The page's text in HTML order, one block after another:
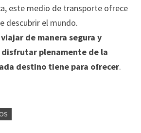
este medio de transporte ofrece
descubrir el mundo.
de manera segura y
disfrutar plenamente de la
destino tiene para ofrecer.